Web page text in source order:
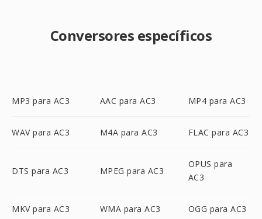
Conversores específicos
MP3 para AC3 AAC para AC3 MP4 para AC3
WAV para AC3 M4A para AC3 FLAC para AC3
DTS para AC3 MPEG para AC3
OPUS para
AC3
MKV para AC3 WMA para AC3 OGG para AC3